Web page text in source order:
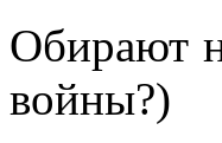
Обирают
войны?)